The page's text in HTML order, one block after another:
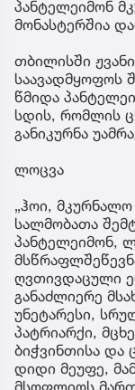
პანტელეიმონ
მონასტერშია
თბილისში
საავადმყოფოს
წმიდა
სდის, რომლის
განიკურნა
ლოცვა
„ჰოი,
სალმობათა
პანტელეიმონ,
ღვთივდაცული
განაძლიერე
უნეტარესი,
პატრიარქი,
ბიჭვინთისა და
დიდი მეუფე,
მსოფლიოს